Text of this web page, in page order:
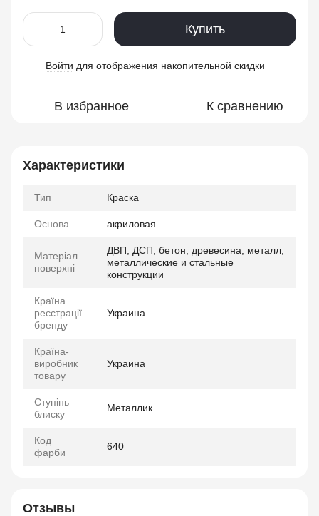
Купить
Войти для отображения накопительной скидки
В избранное К сравнению
Характеристики
Тип Краска
Основа акриловая
Матеріал
поверхні
ДВП, ДСП, бетон, древесина, металл,
металлические и стальные
конструкции
Країна
реєстрації
бренду
Украина
Країна-
виробник
товару
Украина
Ступінь
блиску
Металлик
Код
фарби
640
Отзывы